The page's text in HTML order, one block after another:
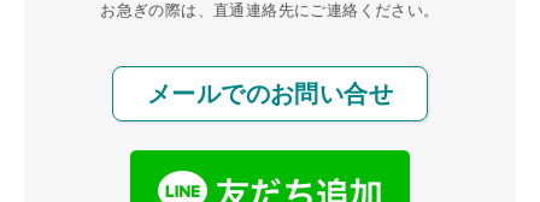
お急ぎの際は、直通連絡先にご連絡ください。
メールでのお問い合せ